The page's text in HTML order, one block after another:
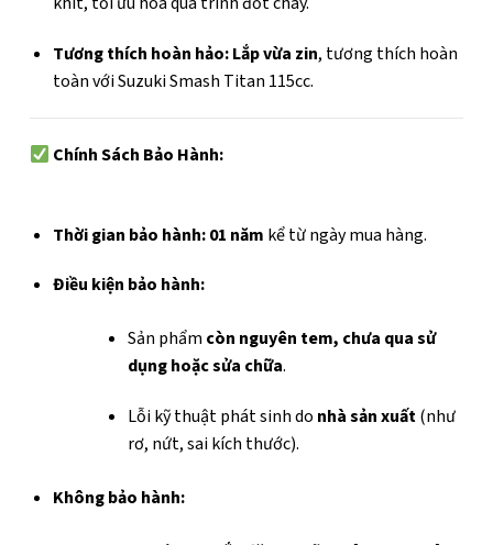
Tương thích hoàn hảo:Lắp vừa zin, tương thích hoàn
toàn với Suzuki Smash Titan 115cc.
Chính Sách Bảo Hành:
Thời gian bảo hành:01 năm kể từ ngày mua hàng.
Điều kiện bảo hành:
Sản phẩm còn nguyên tem, chưa qua sử
dụng hoặc sửa chữa.
Lỗi kỹ thuật phát sinh do nhà sản xuất(như
rơ, nứt, sai kích thước).
Không bảo hành: